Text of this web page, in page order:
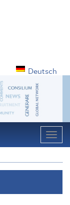
Deutsch